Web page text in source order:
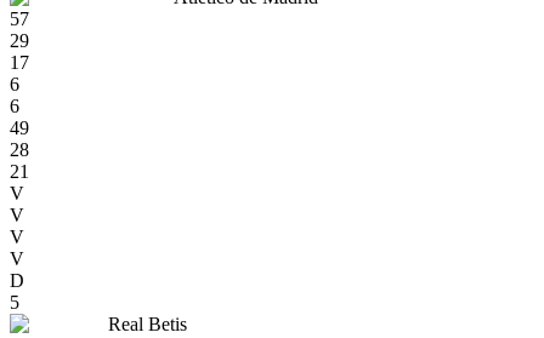
57
29
17
6
6
49
28
21
V
V
V
V
D
5
Real Betis